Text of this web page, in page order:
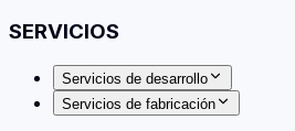
SERVICIOS
Servicios de desarrollo
Servicios de fabricación